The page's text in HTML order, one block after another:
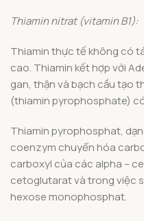
Thiamin nitrat (vitamin B1):
Thiamin thực tế không có
cao. Thiamin kết hợp với
gan, thận và bạch cầu tạo
(thiamin pyrophosphate)
Thiamin pyrophosphat,
coenzym chuyển hóa
carboxyl của các alpha –
cetoglutarat và trong việc
hexose monophosphat.